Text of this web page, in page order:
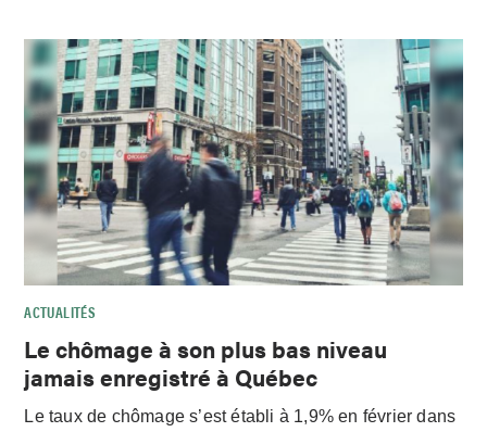
ACTUALITÉS
Le chômage à son plus bas niveau
jamais enregistré à Québec
Le taux de chômage s’est établi à 1,9% en février dans